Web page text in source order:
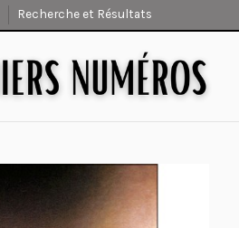
Recherche et Résultats